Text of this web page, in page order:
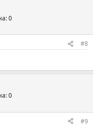
0
#8
0
#9